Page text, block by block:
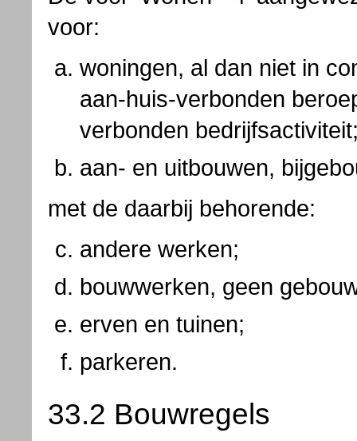
voor:
woningen, al dan niet in
aan-huis-verbonden
verbonden
aan- en uitbouwen,
met de daarbij behorende:
andere werken;
bouwwerken, geen
erven en tuinen;
parkeren.
33.2 Bouwregels